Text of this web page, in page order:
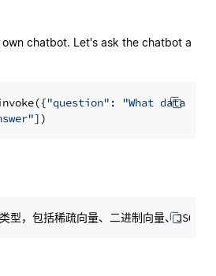
own chatbot. Let's ask the chatbot a
"question" : "What data